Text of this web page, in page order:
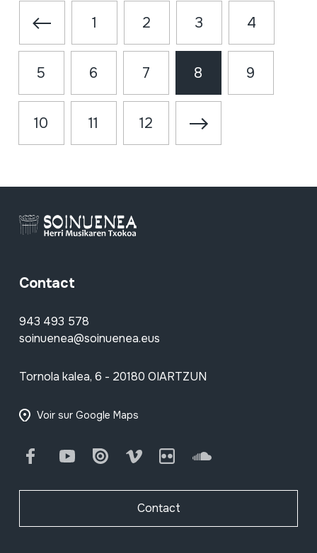
1 2 3 4
5 6 7 8 9
10 11 12
Contact
943 493 578
soinuenea@soinuenea.eus
Tornola kalea, 6 - 20180 OIARTZUN
Voir sur Google Maps
FacebookYoutube Issuu Vimeo Flickr SoundCloud
Contact